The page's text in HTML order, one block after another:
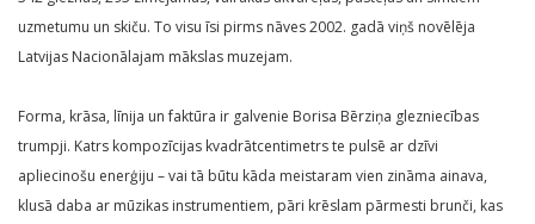
uzmetumu un skiču. To visu īsi pirms nāves 2002. gadā viņš novēlēja
Latvijas Nacionālajam mākslas muzejam.
Forma, krāsa, līnija un faktūra ir galvenie Borisa Bērziņa glezniecības
trumpji. Katrs kompozīcijas kvadrātcentimetrs te pulsē ar dzīvi
apliecinošu enerģiju – vai tā būtu kāda meistaram vien zināma ainava,
klusā daba ar mūzikas instrumentiem, pāri krēslam pārmesti brunči, kas